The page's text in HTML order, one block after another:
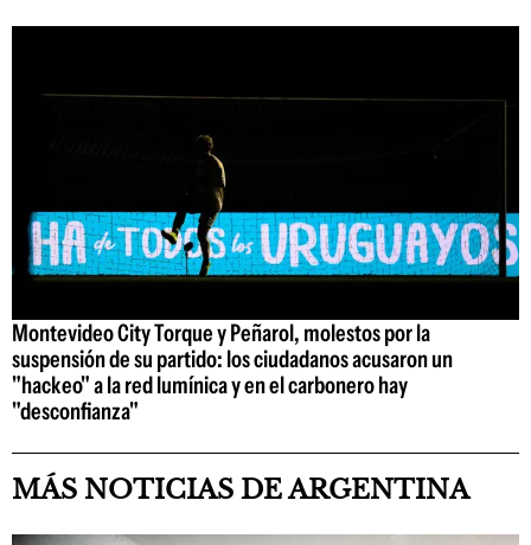
Montevideo City Torque y Peñarol, molestos por la
suspensión de su partido: los ciudadanos acusaron un
"hackeo" a la red lumínica y en el carbonero hay
"desconfianza"
MÁS NOTICIAS DE ARGENTINA